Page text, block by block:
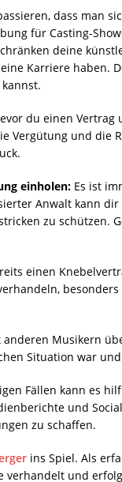
dass man
für Casting-
deine
Karriere haben.
du einen
Vergütung und die
einholen: Es ist
Anwalt kann
zu schützen.
einen
anderen Musikern
Situation war
Fällen kann es
und
zu schaffen.
ins Spiel. Als
verhandelt und